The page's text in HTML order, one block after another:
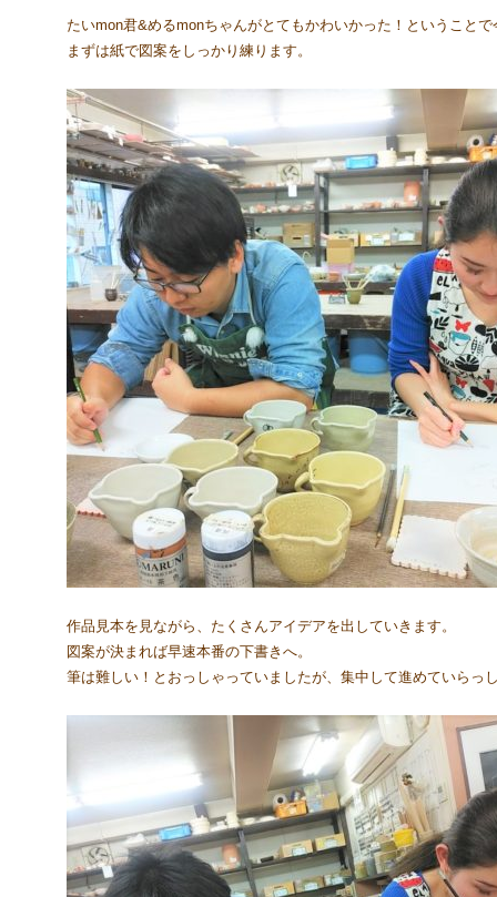
たいmon君&めるmonちゃんがとてもかわいかった！ということ
まずは紙で図案をしっかり練ります。
作品見本を見ながら、たくさんアイデアを出していきます。
図案が決まれば早速本番の下書きへ。
筆は難しい！とおっしゃっていましたが、集中して進めていらっ